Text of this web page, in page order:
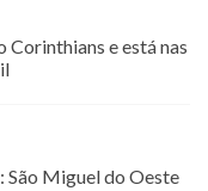
Corinthians e está nas
São Miguel do Oeste